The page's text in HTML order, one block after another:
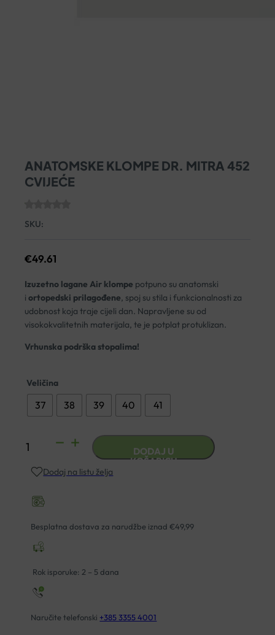
ANATOMSKE KLOMPE DR. MITRA 452
CVIJEĆE
SKU:
€49.61
Izuzetno lagane Air klompe potpuno su anatomski
iortopedski prilagođene, spoj su stila i funkcionalnosti za
udobnost koja traje cijeli dan. Napravljene su od
visokokvalitetnih materijala, te je potplat protuklizan.
Vrhunska podrška stopalima!
Veličina
37 38 39 40 41
ANATOMSKE
DR.
452
CVIJEĆE
DODAJ U
KOŠARICU
Dodaj na listu želja
Besplatna dostava za narudžbe iznad €49,99
Rok isporuke: 2 – 5 dana
Naručite telefonski +385 3355 4001